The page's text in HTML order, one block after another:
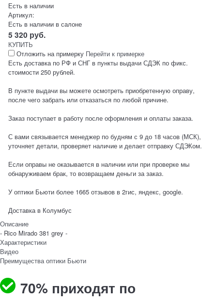
Есть в наличии
Артикул:
Есть в наличии в салоне
5 320 руб.
КУПИТЬ
Отложить на примерку Перейти к примерке
Есть доставка по РФ и СНГ в пункты выдачи СДЭК по фикс.
стоимости 250 рублей.
В пункте выдачи вы можете осмотреть приобретенную оправу,
после чего забрать или отказаться по любой причине.
Заказ поступает в работу после оформления и оплаты заказа.
С вами связывается менеджер по будням с 9 до 18 часов (МСК),
уточняет детали, проверяет наличие и делает отправку СДЭКом.
Если оправы не оказывается в наличии или при проверке мы
обнаруживаем брак, то возвращаем деньги за заказ.
У оптики Бьюти более 1665 отзывов в 2гис, яндекс, google.
Доставка в Колумбус
Описание
- Rico Mirado 381 grey -
Характеристики
Видео
Преимущества оптики Бьюти
70% приходят по